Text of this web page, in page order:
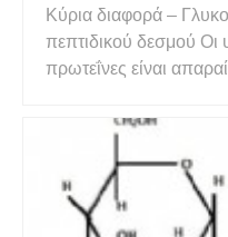
Κύρια διαφορά –
πεπτιδικού δεσμού Οι
πρωτεΐνες είναι
υδατάνθρακες για να
ανάπτυξή μας. Οι